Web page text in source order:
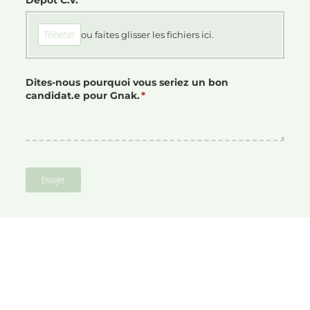
Téléverser ou faites glisser les fichiers ici.
Dites-nous pourquoi vous seriez un bon
candidat.e pour Gnak.*
(requis)
Envoyer